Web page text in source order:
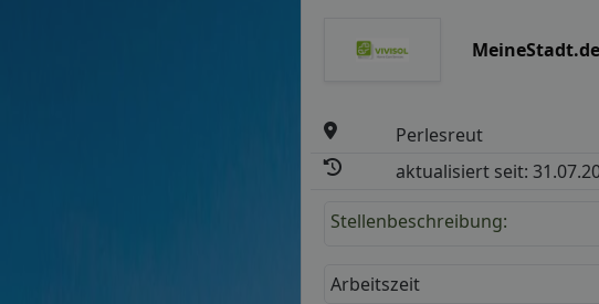
Perlesreut
aktualisiert seit:
Stellenbeschreibung:
Arbeitszeit